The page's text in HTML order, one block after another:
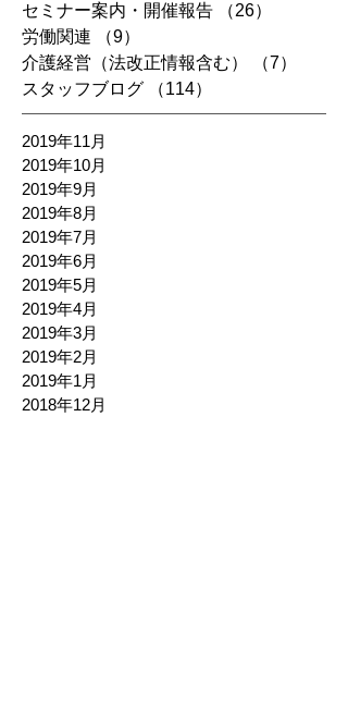
セミナー案内・開催報告
（26）
労働関連
（9）
介護経営（法改正情報含む）
（7）
スタッフブログ
（114）
2019年11月
2019年10月
2019年9月
2019年8月
2019年7月
2019年6月
2019年5月
2019年4月
2019年3月
2019年2月
2019年1月
2018年12月